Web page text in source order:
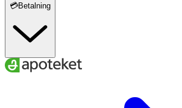
💳Betalning